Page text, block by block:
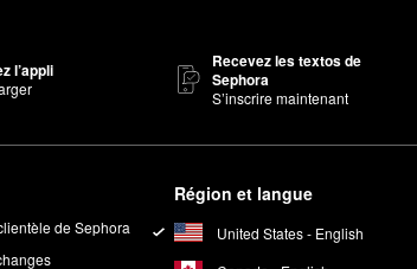
l’appli
Recevez les textos de
Sephora
S’inscrire maintenant
de Sephora
Région et langue
United States - English